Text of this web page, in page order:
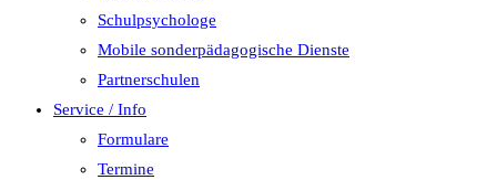
Schulpsychologe
Mobile sonderpädagogische Dienste
Partnerschulen
Service / Info
Formulare
Termine